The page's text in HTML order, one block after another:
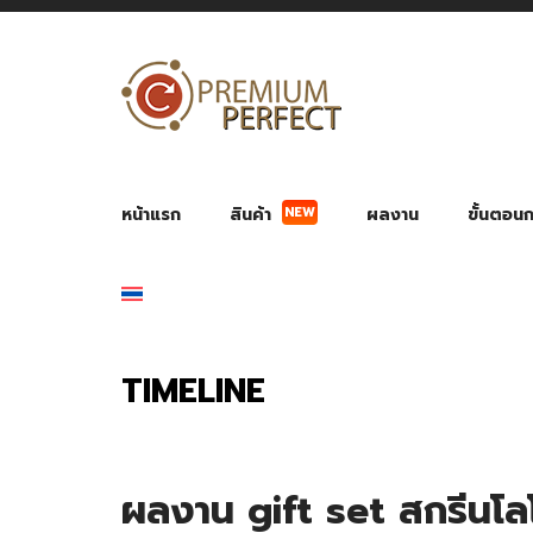
หน้าแรก สินค้า NEW ผลงาน ขั้นตอน
TIMELINE
ผลงาน gift set สกรีนโ